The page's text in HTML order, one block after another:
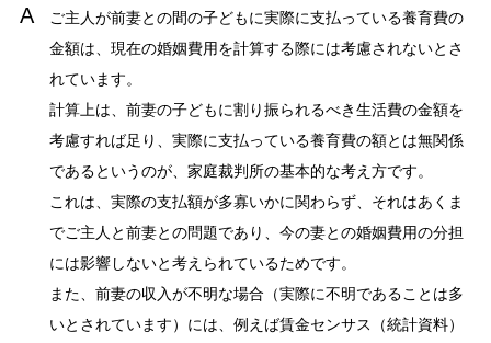
ご主人が前妻との間の子どもに実際に支払っている養育費の
金額は、現在の婚姻費用を計算する際には考慮されないとさ
れています。
計算上は、前妻の子どもに割り振られるべき生活費の金額を
考慮すれば足り、実際に支払っている養育費の額とは無関係
であるというのが、家庭裁判所の基本的な考え方です。
これは、実際の支払額が多寡いかに関わらず、それはあくま
でご主人と前妻との問題であり、今の妻との婚姻費用の分担
には影響しないと考えられているためです。
また、前妻の収入が不明な場合（実際に不明であることは多
いとされています）には、例えば賃金センサス（統計資料）